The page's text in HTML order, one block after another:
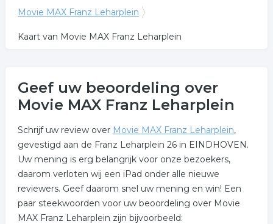
Movie MAX Franz Leharplein
Kaart van Movie MAX Franz Leharplein
Geef uw beoordeling over
Movie MAX Franz Leharplein
Schrijf uw review over Movie MAX Franz Leharplein,
gevestigd aan de Franz Leharplein 26 in EINDHOVEN.
Uw mening is erg belangrijk voor onze bezoekers,
daarom verloten wij een iPad onder alle nieuwe
reviewers. Geef daarom snel uw mening en win! Een
paar steekwoorden voor uw beoordeling over Movie
MAX Franz Leharplein zijn bijvoorbeeld: